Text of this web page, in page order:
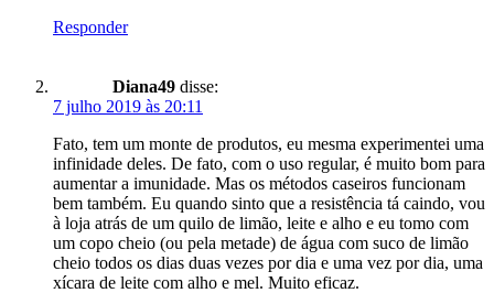
Responder
Diana49 disse:
7 julho 2019 às 20:11
Fato, tem um monte de produtos, eu mesma experimentei uma
infinidade deles. De fato, com o uso regular, é muito bom para
aumentar a imunidade. Mas os métodos caseiros funcionam
bem também. Eu quando sinto que a resistência tá caindo, vou
à loja atrás de um quilo de limão, leite e alho e eu tomo com
um copo cheio (ou pela metade) de água com suco de limão
cheio todos os dias duas vezes por dia e uma vez por dia, uma
xícara de leite com alho e mel. Muito eficaz.